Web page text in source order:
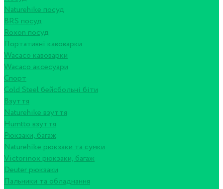
Naturehike посуд
BRS посуд
Roxon посуд
Портативні кавоварки
Wacaco кавоварки
Wacaco аксесуари
Спорт
Cold Steel бейсбольні біти
Взуття
Naturehike взуття
Humtto взуття
Рюкзаки, багаж
Naturehike рюкзаки та сумки
Victorinox рюкзаки, багаж
Deuter рюкзаки
Пальники та обладнання